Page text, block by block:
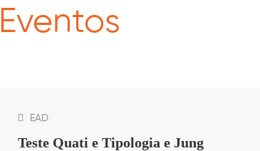
Eventos
EAD
Teste Quati e Tipologia e Jung